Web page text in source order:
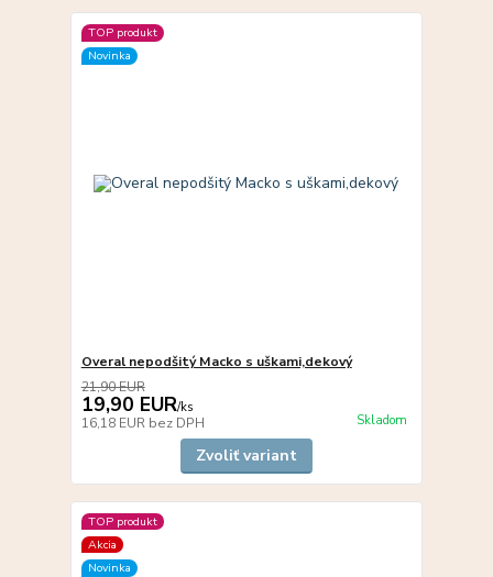
TOP produkt
Novinka
Overal nepodšitý Macko s uškami,dekový
21,90 EUR
19,90 EUR/ks
16,18 EUR bez DPH Skladom
Zvoliť variant
TOP produkt
Akcia
Novinka